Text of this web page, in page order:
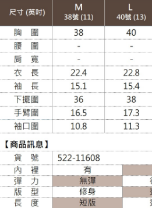
每筆NT$100，滿NT$988(含以上)免運費
付款後7-11取貨
每筆NT$100，滿NT$988(含以上)免運費
大嘴鳥宅配通
每筆NT$100，滿NT$988(含以上)免運費
貨到付款
每筆NT$120